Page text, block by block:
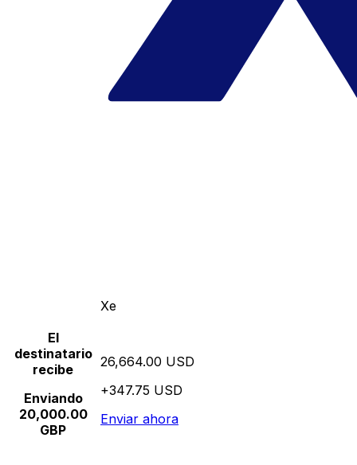
Xe
El
destinatario
recibe
Enviando
20,000.00
GBP
26,664.00 USD
+347.75 USD
Enviar ahora